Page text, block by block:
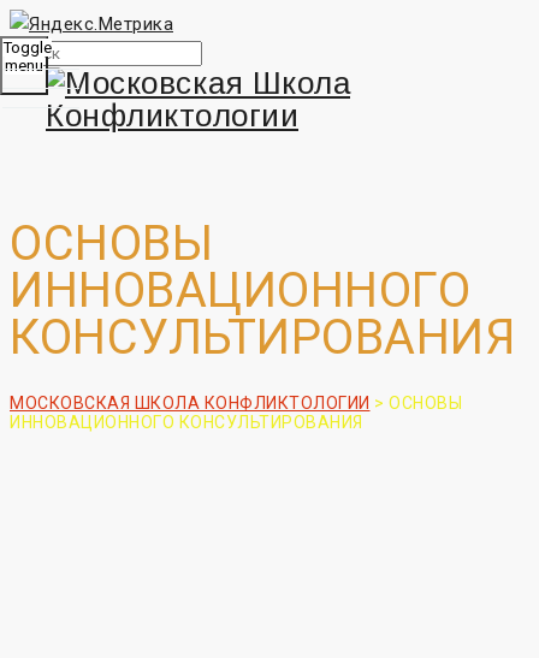
Toggle
menu
ОСНОВЫ
ИННОВАЦИОННОГО
КОНСУЛЬТИРОВАНИЯ
МОСКОВСКАЯ ШКОЛА КОНФЛИКТОЛОГИИ > ОСНОВЫ
ИННОВАЦИОННОГО КОНСУЛЬТИРОВАНИЯ